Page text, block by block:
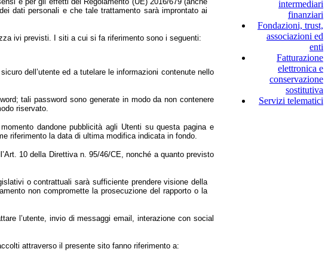
dati personali e che tale trattamento sarà improntato ai
ivi previsti. I siti a cui si fa riferimento sono i seguenti:
dell’utente ed a tutelare le informazioni contenute nello
tali password sono generate in modo da non contenere
riservato.
dandone pubblicità agli Utenti su questa pagina e
riferimento la data di ultima modifica indicata in fondo.
10 della Direttiva n. 95/46/CE, nonché a quanto previsto
o contrattuali sarà sufficiente prendere visione della
non compromette la prosecuzione del rapporto o la
l’utente, invio di messaggi email, interazione con social
attraverso il presente sito fanno riferimento a:
intermediari
finanziari
Fondazioni, trust,
associazioni ed
enti
Fatturazione
elettronica e
conservazione
sostitutiva
Servizi telematici